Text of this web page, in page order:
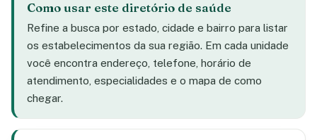
Como usar este diretório de saúde
Refine a busca por estado, cidade e bairro para listar
os estabelecimentos da sua região. Em cada unidade
você encontra endereço, telefone, horário de
atendimento, especialidades e o mapa de como
chegar.